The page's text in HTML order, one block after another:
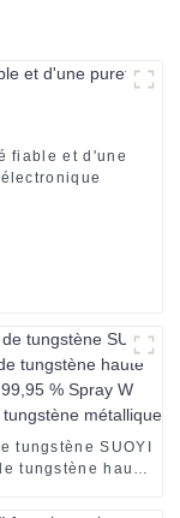
fiable et d'une
tungstène SUOYI
tungstène haute